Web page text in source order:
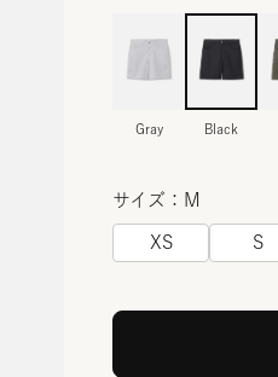
Gray Black
サイズ：M
XS S